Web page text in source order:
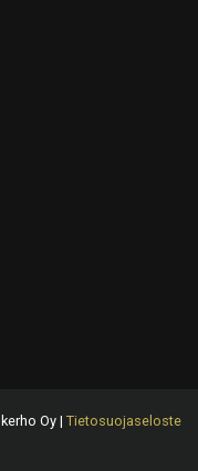
Oy | Tietosuojaseloste